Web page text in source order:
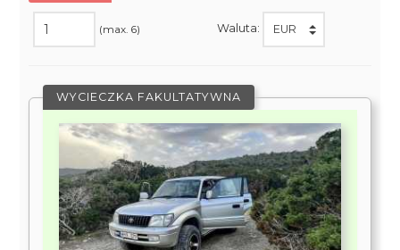
(max. 6) Waluta:
WYCIECZKA FAKULTATYWNA